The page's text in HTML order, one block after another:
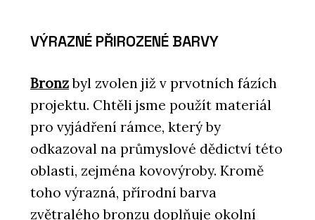
VÝRAZNÉ PŘIROZENÉ BARVY
Bronzbyl zvolen již v prvotních fázích
projektu. Chtěli jsme použít materiál
pro vyjádření rámce, který by
odkazoval na průmyslové dědictví této
oblasti, zejména kovovýroby. Kromě
toho výrazná, přírodní barva
zvětralého bronzu doplňuje okolní